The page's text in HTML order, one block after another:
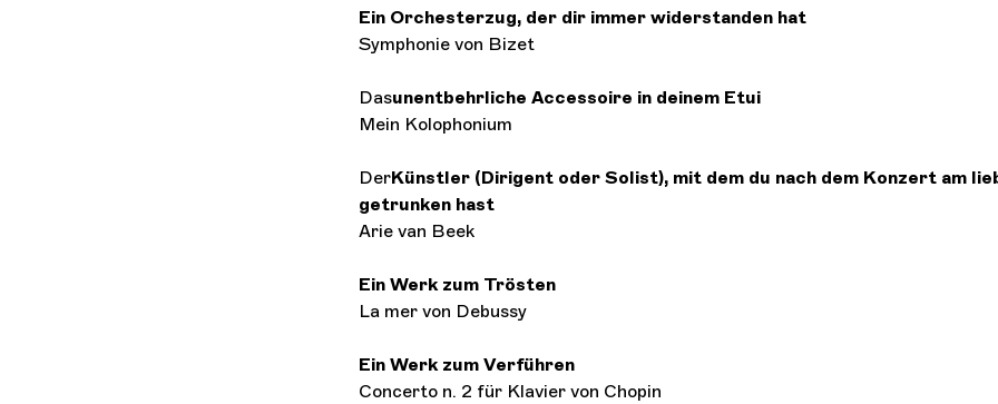
Ein Orchesterzug, der dir immer widerstanden hat
Symphonie von Bizet
Dasunentbehrliche Accessoire in deinem Etui
Mein Kolophonium
DerKünstler (Dirigent oder Solist), mit dem du nach dem Konzert am
getrunken hast
Arie van Beek
Ein Werk zum Trösten
La mer von Debussy
Ein Werk zum Verführen
Concerto n. 2 für Klavier von Chopin